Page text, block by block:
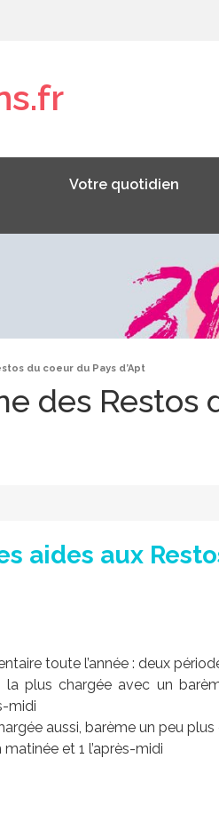
Votre quotidien
du coeur du Pays d’Apt
des Restos
aides aux
toute l’année : deux
la plus chargée avec un
midi
aussi, barème un peu
et 1 l’après-midi